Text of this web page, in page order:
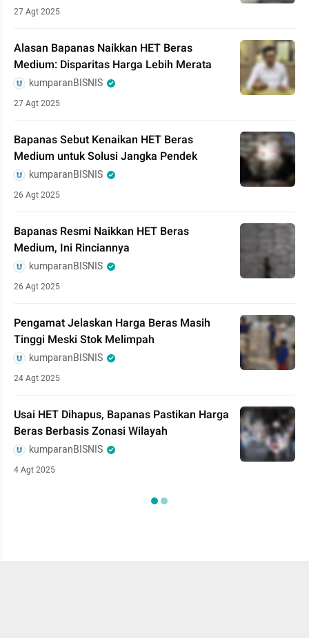
27 Agt 2025
Alasan Bapanas Naikkan HET Beras
Medium: Disparitas Harga Lebih Merata
kumparanBISNIS
27 Agt 2025
Bapanas Sebut Kenaikan HET Beras
Medium untuk Solusi Jangka Pendek
kumparanBISNIS
26 Agt 2025
Bapanas Resmi Naikkan HET Beras
Medium, Ini Rinciannya
kumparanBISNIS
26 Agt 2025
Pengamat Jelaskan Harga Beras Masih
Tinggi Meski Stok Melimpah
kumparanBISNIS
24 Agt 2025
Usai HET Dihapus, Bapanas Pastikan Harga
Beras Berbasis Zonasi Wilayah
kumparanBISNIS
4 Agt 2025